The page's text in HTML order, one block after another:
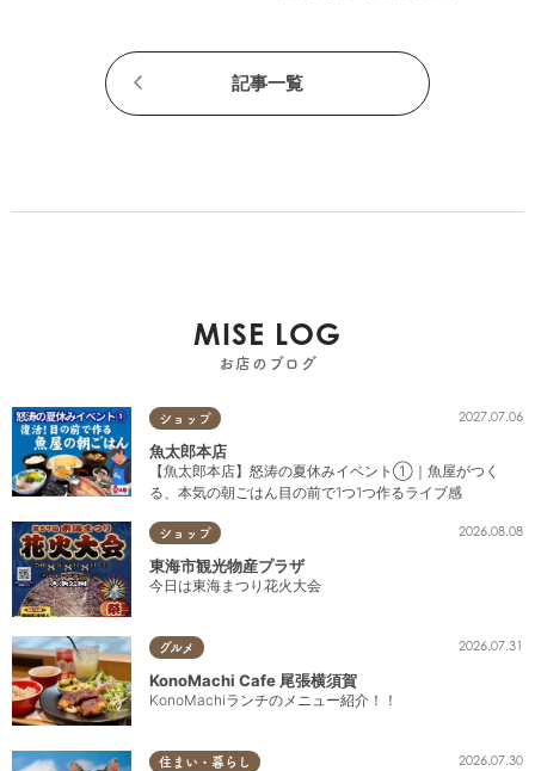
記事一覧
MISE LOG
お店のブログ
ショップ 2027.07.06
魚太郎本店
【魚太郎本店】怒涛の夏休みイベント①｜魚屋がつく
る、本気の朝ごはん目の前で1つ1つ作るライブ感
ショップ 2026.08.08
東海市観光物産プラザ
今日は東海まつり花火大会
グルメ 2026.07.31
KonoMachi Cafe 尾張横須賀
KonoMachiランチのメニュー紹介！！
住まい・暮らし 2026.07.30